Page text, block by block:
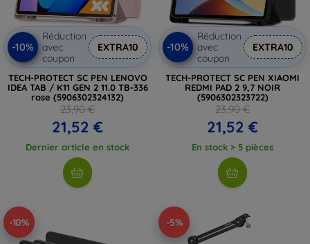
-10%
Réduction
avec
coupon
EXTRA10
TECH-PROTECT SC PEN LENOVO
IDEA TAB / K11 GEN 2 11.0 TB-336
rose (5906302324132)
23,90 €
21,52 €
Dernier article en stock
-10%
Réduction
avec
coupon
EXTRA10
TECH-PROTECT SC PEN XIAOMI
REDMI PAD 2 9,7 NOIR
(5906302323722)
23,90 €
21,52 €
En stock > 5 pièces
-10% -5%